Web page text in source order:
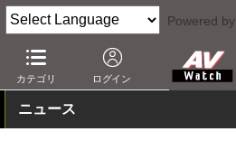
Powered by
カテゴリ ログイン
AV Watch 動向 ショップ セール
ニュース